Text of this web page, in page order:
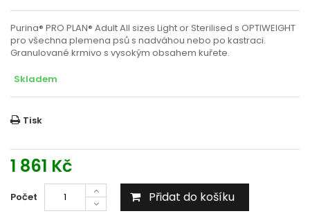
Purina® PRO PLAN® Adult All sizes Light or Sterilised s OPTIWEIGHT
pro všechna plemena psů s nadváhou nebo po kastraci.
Granulované krmivo s vysokým obsahem kuřete.
Skladem
Tisk
1 861 Kč
Počet Přidat do košíku